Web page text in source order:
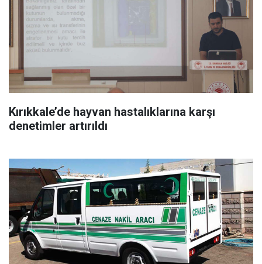
Kırıkkale’de hayvan hastalıklarına karşı
denetimler artırıldı